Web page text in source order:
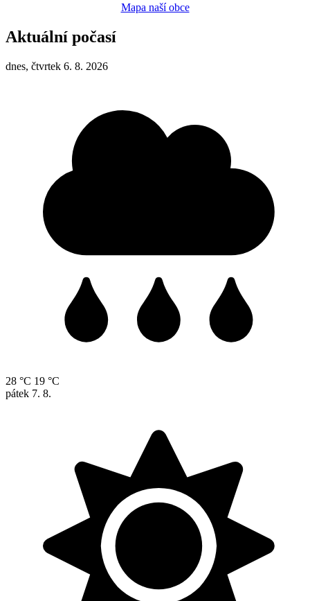
Mapa naší obce
Aktuální počasí
dnes, čtvrtek 6. 8. 2026
28 °C 19 °C
pátek 7. 8.